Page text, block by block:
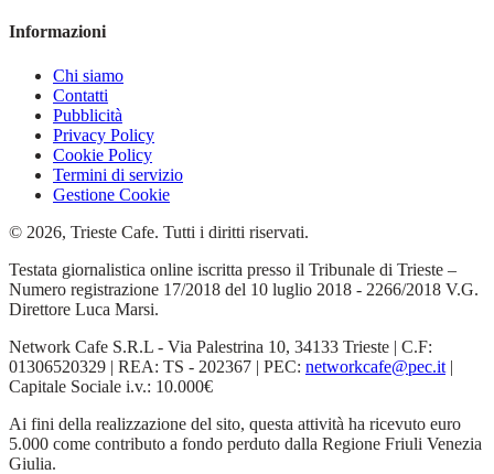
Informazioni
Chi siamo
Contatti
Pubblicità
Privacy Policy
Cookie Policy
Termini di servizio
Gestione Cookie
© 2026, Trieste Cafe. Tutti i diritti riservati.
Testata giornalistica online iscritta presso il Tribunale di Trieste –
Numero registrazione 17/2018 del 10 luglio 2018 - 2266/2018 V.G.
Direttore Luca Marsi.
Network Cafe S.R.L - Via Palestrina 10, 34133 Trieste | C.F:
01306520329 | REA: TS - 202367 | PEC: networkcafe@pec.it |
Capitale Sociale i.v.: 10.000€
Ai fini della realizzazione del sito, questa attività ha ricevuto euro
5.000 come contributo a fondo perduto dalla Regione Friuli Venezia
Giulia.